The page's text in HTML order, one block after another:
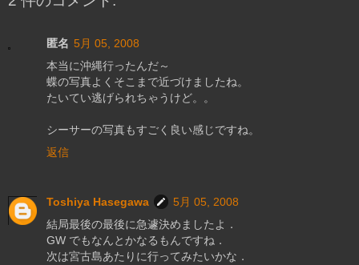
匿名 5月 05, 2008
本当に沖縄行ったんだ～
蝶の写真よくそこまで近づけましたね。
たいてい逃げられちゃうけど。。
シーサーの写真もすごく良い感じですね。
返信
Toshiya Hasegawa
5月 05, 2008
結局最後の最後に急遽決めましたよ．
GW でもなんとかなるもんですね．
次は宮古島あたりに行ってみたいかな．